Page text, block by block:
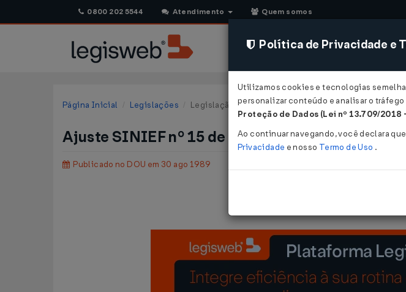
0800 202 5544 Atendimento Quem somos
CONSULTORIA
Página Inicial Legislações Legislação Federal
Ajuste SINIEF nº 15 de 22/08/1989
Publicado no DOU em 30 ago 1989
Política de Privacidade e
Utilizamos cookies e tecnologias
personalizar conteúdo e analisar o
Proteção de Dados (Lei nº 13.709/2018
Ao continuar navegando, você declara
Privacidade e nosso Termo de Uso .